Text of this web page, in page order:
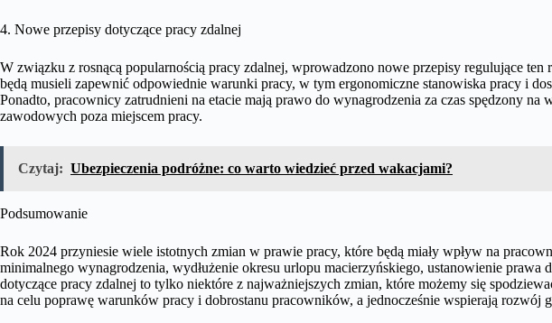
4. Nowe przepisy dotyczące pracy zdalnej
W związku z rosnącą popularnością pracy zdalnej, wprowadzono nowe przepisy regulujące ten
będą musieli zapewnić odpowiednie warunki pracy, w tym ergonomiczne stanowiska pracy i
Ponadto, pracownicy zatrudnieni na etacie mają prawo do wynagrodzenia za czas spędzony
zawodowych poza miejscem pracy.
Czytaj: Ubezpieczenia podróżne: co warto wiedzieć przed wakacjami?
Podsumowanie
Rok 2024 przyniesie wiele istotnych zmian w prawie pracy, które będą miały wpływ na
minimalnego wynagrodzenia, wydłużenie okresu urlopu macierzyńskiego, ustanowienie prawa
dotyczące pracy zdalnej to tylko niektóre z najważniejszych zmian, które możemy się
na celu poprawę warunków pracy i dobrostanu pracowników, a jednocześnie wspierają rozwój